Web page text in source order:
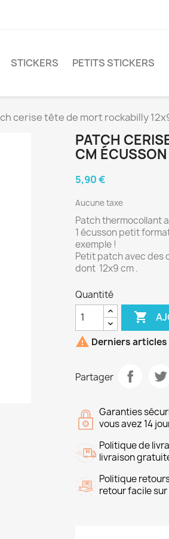
STICKERS PETITS STICKERS
cerise tête de mort rockabilly
PATCH
CM
5,90 €
Aucune taxe
Patch thermocollant
1 écusson petit
exemple !
Petit patch avec des
dont 12x9 cm .
Quantité

 Derniers
Partager
Garanties
vous avez 14
Politique de
livraison
Politique
retour facile